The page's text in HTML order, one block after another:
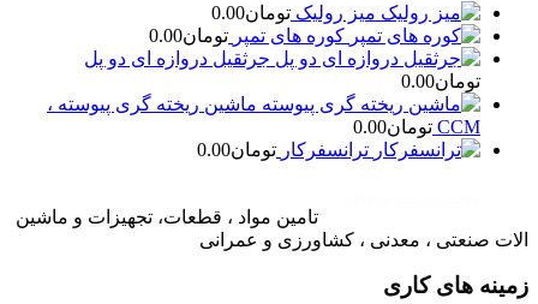
میز رولیک تومان0.00
کوره های تمپر تومان0.00
جرثقیل دروازه ای دو پل
تومان0.00
ماشین ریخته گری پیوسته ،
CCM تومان0.00
ترانسفرکار تومان0.00
تامین مواد ، قطعات، تجهیزات و ماشین
الات صنعتی ، معدنی ، کشاورزی و عمرانی
زمینه های کاری